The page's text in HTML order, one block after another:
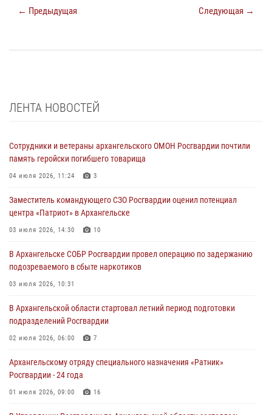
← Предыдущая Следующая →
ЛЕНТА НОВОСТЕЙ
Сотрудники и ветераны архангельского ОМОН Росгвардии почтили
память геройски погибшего товарища
04 июля 2026, 11:24 3
Заместитель командующего СЗО Росгвардии оценил потенциал
центра «Патриот» в Архангельске
03 июля 2026, 14:30 10
В Архангельске СОБР Росгвардии провел операцию по задержанию
подозреваемого в сбыте наркотиков
03 июля 2026, 10:31
В Архангельской области стартовал летний период подготовки
подразделений Росгвардии
02 июля 2026, 06:00 7
Архангельскому отряду специального назначения «Ратник»
Росгвардии - 24 года
01 июля 2026, 09:00 16